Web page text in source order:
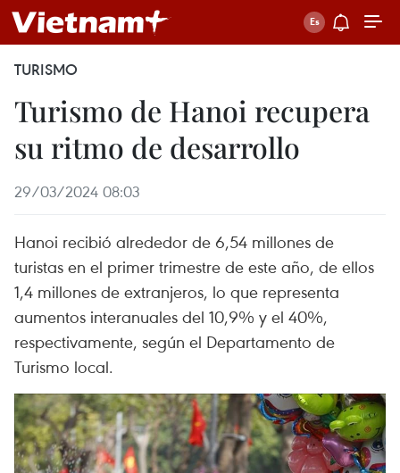
TURISMO
Turismo de Hanoi recupera
su ritmo de desarrollo
29/03/2024 08:03
Hanoi recibió alrededor de 6,54 millones de
turistas en el primer trimestre de este año, de ellos
1,4 millones de extranjeros, lo que representa
aumentos interanuales del 10,9% y el 40%,
respectivamente, según el Departamento de
Turismo local.